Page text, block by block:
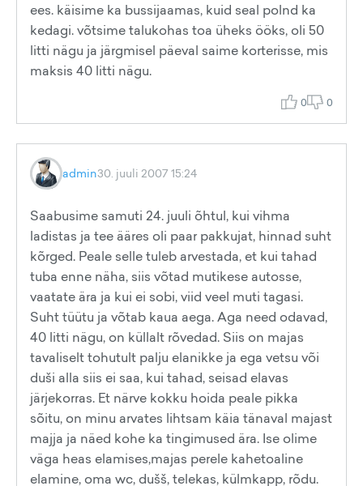
ees. käisime ka bussijaamas, kuid seal polnd ka
kedagi. võtsime talukohas toa üheks ööks, oli 50
litti nägu ja järgmisel päeval saime korterisse, mis
maksis 40 litti nägu.
0 0
admin30. juuli 2007 15:24
Saabusime samuti 24. juuli õhtul, kui vihma
ladistas ja tee ääres oli paar pakkujat, hinnad suht
kõrged. Peale selle tuleb arvestada, et kui tahad
tuba enne näha, siis võtad mutikese autosse,
vaatate ära ja kui ei sobi, viid veel muti tagasi.
Suht tüütu ja võtab kaua aega. Aga need odavad,
40 litti nägu, on küllalt rõvedad. Siis on majas
tavaliselt tohutult palju elanikke ja ega vetsu või
duši alla siis ei saa, kui tahad, seisad elavas
järjekorras. Et närve kokku hoida peale pikka
sõitu, on minu arvates lihtsam käia tänaval majast
majja ja näed kohe ka tingimused ära. Ise olime
väga heas elamises,majas perele kahetoaline
elamine, oma wc, dušš, telekas, külmkapp, rõdu.